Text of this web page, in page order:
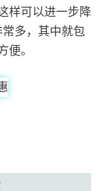
样可以进一步降
多，其中就包
便。